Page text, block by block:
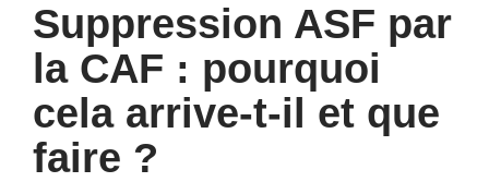
Suppression ASF par
la CAF : pourquoi
cela arrive-t-il et que
faire ?